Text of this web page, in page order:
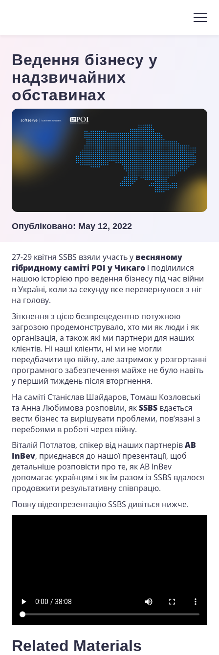
Ведення бізнесу у
надзвичайних
обставинах
Опубліковано: May 12, 2022
27-29 квітня SSBS взяли участь у весняному
гібридному саміті POI у Чикаго і поділилися
нашою історією про ведення бізнесу під час війни
в Україні, коли за секунду все перевернулося з ніг
на голову.
Зіткнення з цією безпрецедентно потужною
загрозою продемонструвало, хто ми як люди і як
організація, а також які ми партнери для наших
клієнтів. Ні наші клієнти, ні ми не могли
передбачити цю війну, але затримок у розгортанні
програмного забезпечення майже не було навіть
у перший тиждень після вторгнення.
На саміті Станіслав Шайдаров, Томаш Козловські
та Анна Любимова розповіли, якSSBS вдається
вести бізнес та вирішувати проблеми, пов’язані з
перебоями в роботі через війну.
Віталій Потлатов, спікер від наших партнерівAB
InBev, приєднався до нашої презентації, щоб
детальніше розповісти про те, як AB InBev
допомагає українцям і як їм разом із SSBS вдалося
продовжити результативну співпрацю.
Повну відеопрезентацію SSBS дивіться нижче.
Related Materials